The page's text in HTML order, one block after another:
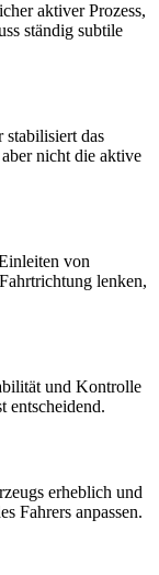
aktiver Prozess,
ständig subtile
stabilisiert das
nicht die aktive
von
lenken,
und Kontrolle
entscheidend.
erheblich und
Fahrers anpassen.